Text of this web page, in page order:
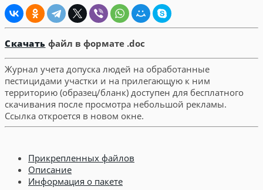
Скачать файл в формате .doc
Журнал учета допуска людей на обработанные
пестицидами участки и на прилегающую к ним
территорию (образец/бланк) доступен для бесплатного
скачивания после просмотра небольшой рекламы.
Ссылка откроется в новом окне.
Прикрепленных файлов
Описание
Информация о пакете